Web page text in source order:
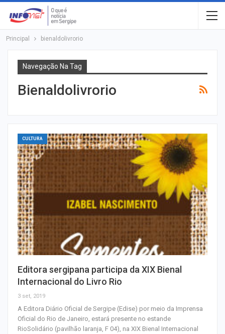
Principal bienaldolivrorio
Navegação Na Tag
Bienaldolivrorio
CULTURA
Editora sergipana participa da XIX Bienal
Internacional do Livro Rio
3 set, 2019
A Editora Diário Oficial de Sergipe (Edise) por meio da Imprensa
Oficial do Rio de Janeiro, estará presente no estande
RioSolidário (pavilhão laranja, F 04), na XIX Bienal Internacional